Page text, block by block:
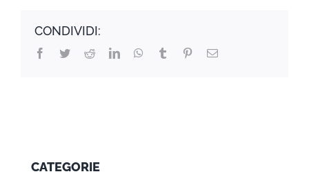
CONDIVIDI:
Facebook
TwitterRedditLinkedInWhatsApp
Tumblr PinterestEmail
CATEGORIE